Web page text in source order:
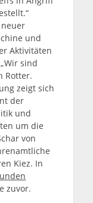
und
Aktivitäten
sind
Rotter.
zeigt sich
der
und
um die
von
Kiez. In
zuvor.